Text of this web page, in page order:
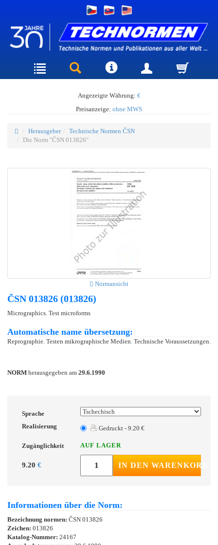
Angezeigte Währung: €
Preisanzeige: ohne MWS
Herausgeber
Technische Normen ČSN
Die Norm "ČSN 013826"
Normansicht
ČSN 013826 (013826)
Micrographics. Test microforms
Automatische name übersetzung:
Reprographie. Testen mikrographische Medien. Technische Voraussetzungen.
NORM herausgegeben am 29.6.1990
Sprache
Realisierung
Gedruckt - 9.20 €
Zugänglichkeit AUF LAGER
9.20 € IN DEN WARENKORB
Informationen über die Norm:
Bezeichnung normen: ČSN 013826
Zeichen: 013826
Katalog-Nummer: 24167